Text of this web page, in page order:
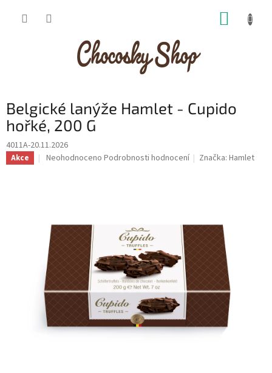
Belgické lanýže Hamlet - Cupido
hořké, 200 G
4011A-20.11.2026
Akce
Průměrné
hvězdiček.
Neohodnoceno Podrobnosti hodnocení Značka:Hamlet